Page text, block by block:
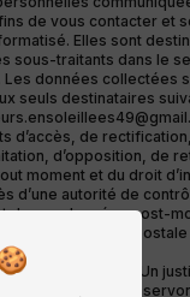
de vous contacter et
Elles sont
sous-traitants dans le
Les données collectées
seuls destinataires
d’accès, de
d’opposition, de
moment et du droit
d’une autorité de
de vos données post-
droits par voie
à l'adresse
Un
demandé. Nous